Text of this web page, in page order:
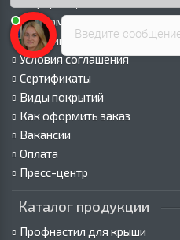
Информация о доставке
Политика безопасности
Условия соглашения
Сертификаты
Виды покрытий
Как оформить заказ
Вакансии
Оплата
Пресс-центр
Каталог продукции
Профнастил для крыши
Введите